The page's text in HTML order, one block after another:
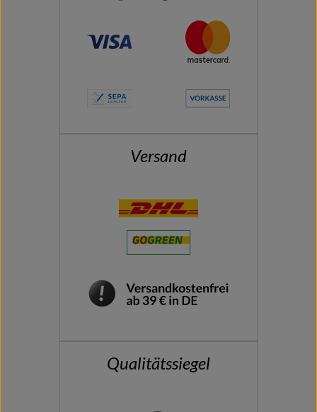
Versand
Qualitätssiegel